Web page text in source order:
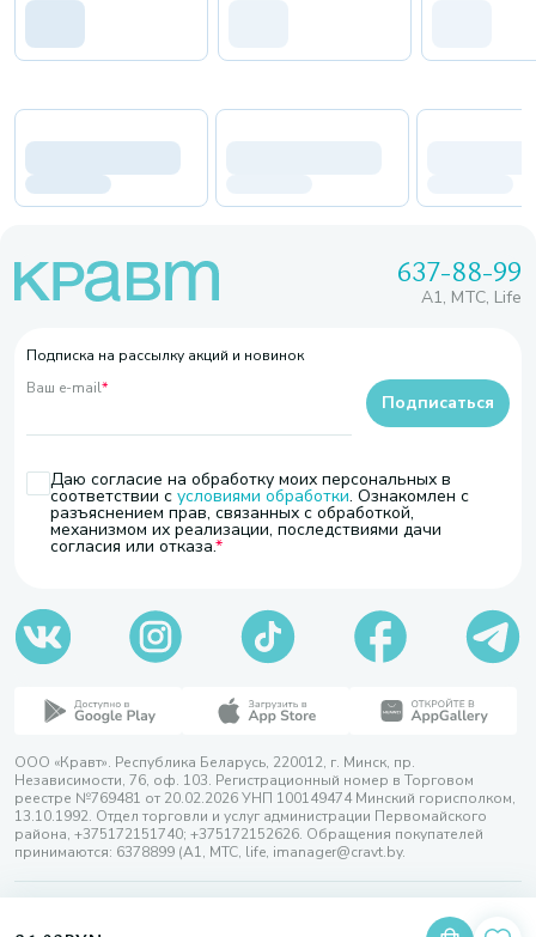
637-88-99
A1, МТС, Life
Подписка на рассылку акций и новинок
Ваш e-mail*
Даю согласие на обработку моих персональных в
соответствии с условиями обработки. Ознакомлен с
разъяснением прав, связанных с обработкой,
механизмом их реализации, последствиями дачи
согласия или отказа.
Подписаться
ООО «Кравт». Республика Беларусь, 220012, г. Минск, пр.
Независимости, 76, оф. 103. Регистрационный номер в Торговом
реестре №769481 от 20.02.2026 УНП 100149474 Минский горисполком,
13.10.1992. Отдел торговли и услуг администрации Первомайского
района, +375172151740; +375172152626. Обращения покупателей
принимаются: 6378899 (А1, МТС, life, imanager@cravt.by.